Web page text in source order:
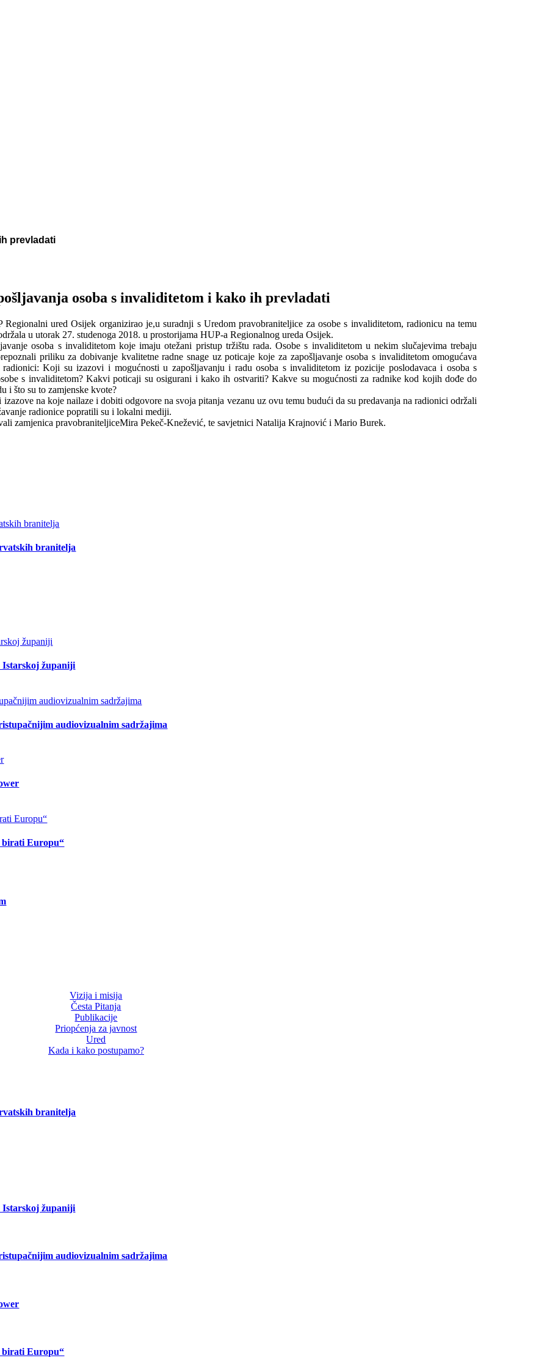
prevladati
osoba s invaliditetom i kako ih prevladati
ured Osijek organizirao je,u suradnji s Uredom pravobraniteljice za osobe s invaliditetom, radionicu na temu
u utorak 27. studenoga 2018. u prostorijama HUP-a Regionalnog ureda Osijek.
osoba s invaliditetom koje imaju otežani pristup tržištu rada. Osobe s invaliditetom u nekim slučajevima trebaju
priliku za dobivanje kvalitetne radne snage uz poticaje koje za zapošljavanje osoba s invaliditetom omogućava
Koji su izazovi i mogućnosti u zapošljavanju i radu osoba s invaliditetom iz pozicije poslodavaca i osoba s
s invaliditetom? Kakvi poticaji su osigurani i kako ih ostvariti? Kakve su mogućnosti za radnike kod kojih dođe do
i što su to zamjenske kvote?
na koje nailaze i dobiti odgovore na svoja pitanja vezanu uz ovu temu budući da su predavanja na radionici održali
radionice popratili su i lokalni mediji.
zamjenica pravobraniteljiceMira Pekeč-Knežević, te savjetnici Natalija Krajnović i Mario Burek.
branitelja
Istarskoj županiji
audiovizualnim sadržajima
birati Europu“
Vizija i misija
Česta Pitanja
Publikacije
Priopćenja za javnost
Ured
Kada i kako postupamo?
branitelja
Istarskoj županiji
audiovizualnim sadržajima
birati Europu“